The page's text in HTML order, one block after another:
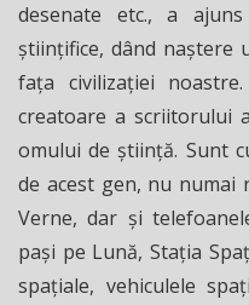
desenate etc., a
ştiinţifice, dând naştere
faţa civilizaţiei
creatoare a scriitorului
omului de ştiinţă. Sunt
de acest gen, nu numai
Verne, dar şi
paşi pe Lună, Staţia
spaţiale, vehiculele